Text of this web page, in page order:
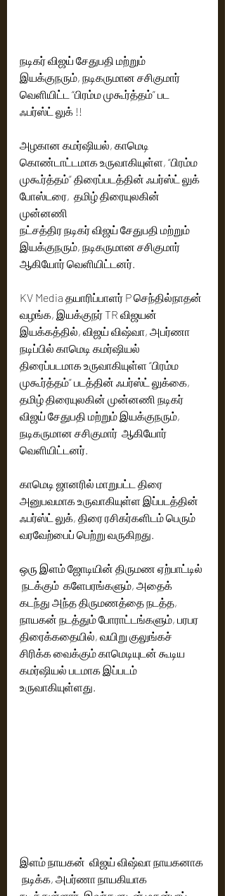
நடிகர் விஜய் சேதுபதி மற்றும்
இயக்குநரும், நடிகருமான சசிகுமார்
வெளியிட்ட “பிரம்ம முகூர்த்தம்” பட
ஃபர்ஸ்ட் லுக் !!
அழகான கமர்ஷியல், காமெடி
கொண்டாட்டமாக உருவாகியுள்ள, “பிரம்ம
முகூர்த்தம்” திரைப்படத்தின் ஃபர்ஸ்ட் லுக்
போஸ்டரை,  தமிழ் திரையுலகின்
முன்னணி
நட்சத்திர நடிகர் விஜய் சேதுபதி மற்றும்
இயக்குநரும், நடிகருமான சசிகுமார்
ஆகியோர் வெளியிட்டனர்.
KV Media தயாரிப்பாளர் P செந்தில்நாதன்
வழங்க, இயக்குநர் TR விஜயன்
இயக்கத்தில், விஜய் விஷ்வா, அபர்ணா
நடிப்பில் காமெடி கமர்ஷியல்
திரைப்படமாக உருவாகியுள்ள “பிரம்ம
முகூர்த்தம்” படத்தின் ஃபர்ஸ்ட் லுக்கை,
தமிழ் திரையுலகின் முன்னணி நடிகர்
விஜய் சேதுபதி மற்றும் இயக்குநரும்,
நடிகருமான சசிகுமார்  ஆகியோர்
வெளியிட்டனர்.
காமெடி ஜானரில் மாறுபட்ட திரை
அனுபவமாக உருவாகியுள்ள இப்படத்தின்
ஃபர்ஸ்ட் லுக், திரை ரசிகர்களிடம் பெரும்
வரவேற்பைப் பெற்று வருகிறது.
ஒரு இளம் ஜோடியின் திருமண ஏற்பாட்டில்
நடக்கும்  களேபரங்களும், அதைக்
கடந்து அந்த திருமணத்தை நடத்த,
நாயகன் நடத்தும் போராட்டங்களும், பரபர
திரைக்கதையில், வயிறு குலுங்கச்
சிரிக்க வைக்கும் காமெடியுடன் கூடிய
கமர்ஷியல் படமாக இப்படம்
உருவாகியுள்ளது.
இளம் நாயகன்  விஜய் விஷ்வா நாயகனாக
நடிக்க, அபர்ணா நாயகியாக